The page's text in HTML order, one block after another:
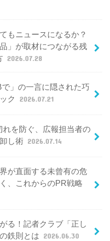
もニュースになるか？
」が取材につながる残
2026.07.28
で」の一言に隠された巧
ク
2026.07.21
れを防ぐ、広報担当者の
し術 2026.07.14
が直面する未曾有の危
、これからのPR戦略
る！記者クラブ「正し
鉄則とは 2026.06.30